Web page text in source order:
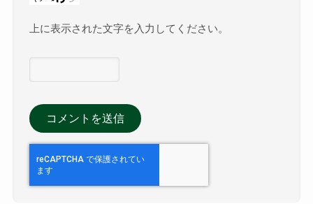
上に表示された文字を入力してください。